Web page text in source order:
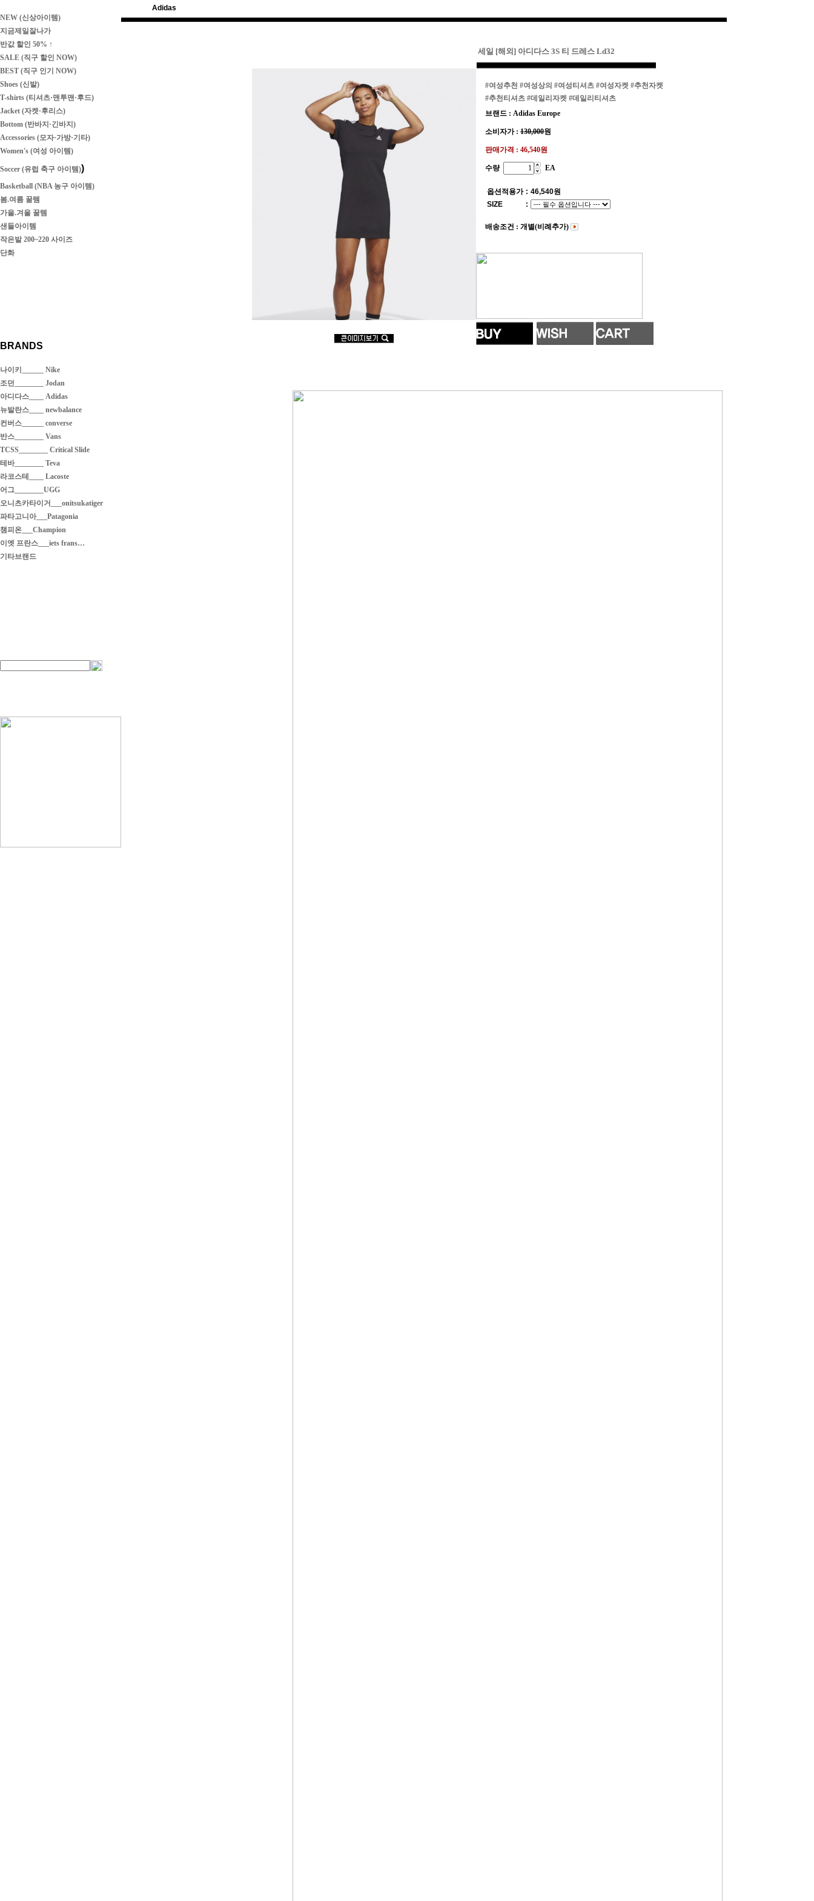
NEW (신상아이템)
지금제일잘나가
반값 할인 50% ↑
SALE (직구 할인 NOW)
BEST (직구 인기 NOW)
Shoes (신발)
T-shirts (티셔츠·맨투맨·후드)
Jacket (자켓·후리스)
Bottom (반바지·긴바지)
Accessories (모자·가방·기타)
Women's (여성 아이템)
Soccer (유럽 축구 아이템))
Basketball (NBA 농구 아이템)
봄.여름 꿀템
가을.겨울 꿀템
샌들아이템
작은발 200~220 사이즈
단화
BRANDS
나이키______ Nike
조던________ Jodan
아디다스____ Adidas
뉴발란스____ newbalance
컨버스______ converse
반스________ Vans
TCSS________ Critical Slide
테바________ Teva
라코스테____ Lacoste
어그________UGG
오니츠카타이거___onitsukatiger
파타고니아___Patagonia
챔피온___Champion
이엣 프란스___iets frans…
기타브랜드
Adidas
세일 [해외] 아디다스 3S 티 드레스 Ld32
#여성추천 #여성상의 #여성티셔츠 #여성자켓 #추천자켓
#추천티셔츠 #데일리자켓 #데일리티셔츠
브랜드 : Adidas Europe
소비자가 : 130,000원
판매가격 : 46,540원
수량 EA
옵션적용가 : 46,540원
SIZE
:
배송조건 : 개별(비례추가)